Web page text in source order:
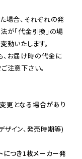
場合、それぞれの発
が「代金引換」の場
お届け時の代金に
注意下さい。
更となる場合があり
イン、発売時期等)
につき1枚メーカー発